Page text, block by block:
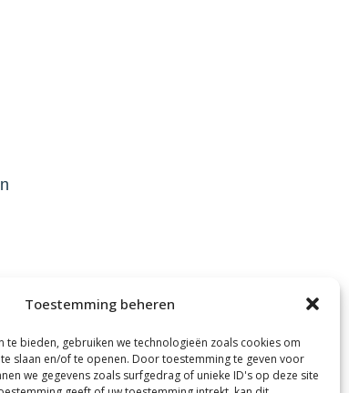
Toestemming beheren
te bieden, gebruiken we technologieën zoals cookies om
slaan en/of te openen. Door toestemming te geven voor
we gegevens zoals surfgedrag of unieke ID's op deze site